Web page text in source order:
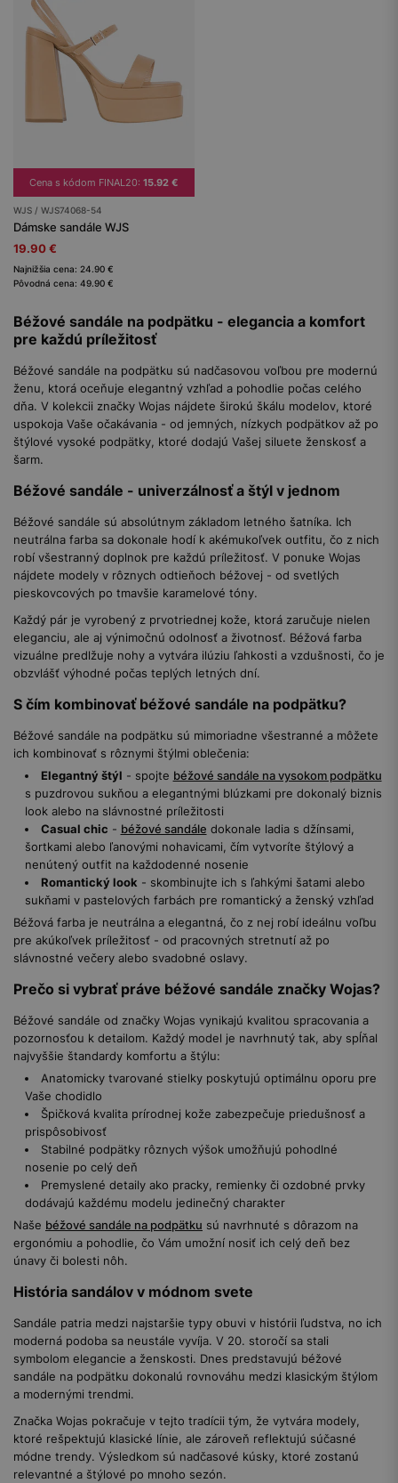
Cena s kódom FINAL20: 15.92 €
WJS / WJS74068-54
Dámske sandále WJS
19.90 €
Najnižšia cena: 24.90 €
Pôvodná cena: 49.90 €
Béžové sandále na podpätku - elegancia a komfort
pre každú príležitosť
Béžové sandále na podpätku sú nadčasovou voľbou pre modernú
ženu, ktorá oceňuje elegantný vzhľad a pohodlie počas celého
dňa. V kolekcii značky Wojas nájdete širokú škálu modelov, ktoré
uspokoja Vaše očakávania - od jemných, nízkych podpätkov až po
štýlové vysoké podpätky, ktoré dodajú Vašej siluete ženskosť a
šarm.
Béžové sandále - univerzálnosť a štýl v jednom
Béžové sandále sú absolútnym základom letného šatníka. Ich
neutrálna farba sa dokonale hodí k akémukoľvek outfitu, čo z nich
robí všestranný doplnok pre každú príležitosť. V ponuke Wojas
nájdete modely v rôznych odtieňoch béžovej - od svetlých
pieskovcových po tmavšie karamelové tóny.
Každý pár je vyrobený z prvotriednej kože, ktorá zaručuje nielen
eleganciu, ale aj výnimočnú odolnosť a životnosť. Béžová farba
vizuálne predlžuje nohy a vytvára ilúziu ľahkosti a vzdušnosti, čo je
obzvlášť výhodné počas teplých letných dní.
S čím kombinovať béžové sandále na podpätku?
Béžové sandále na podpätku sú mimoriadne všestranné a môžete
ich kombinovať s rôznymi štýlmi oblečenia:
Elegantný štýl - spojte béžové sandále na vysokom podpätku
s puzdrovou sukňou a elegantnými blúzkami pre dokonalý biznis
look alebo na slávnostné príležitosti
Casual chic - béžové sandále dokonale ladia s džínsami,
šortkami alebo ľanovými nohavicami, čím vytvoríte štýlový a
nenútený outfit na každodenné nosenie
Romantický look - skombinujte ich s ľahkými šatami alebo
sukňami v pastelových farbách pre romantický a ženský vzhľad
Béžová farba je neutrálna a elegantná, čo z nej robí ideálnu voľbu
pre akúkoľvek príležitosť - od pracovných stretnutí až po
slávnostné večery alebo svadobné oslavy.
Prečo si vybrať práve béžové sandále značky Wojas?
Béžové sandále od značky Wojas vynikajú kvalitou spracovania a
pozornosťou k detailom. Každý model je navrhnutý tak, aby spĺňal
najvyššie štandardy komfortu a štýlu:
Anatomicky tvarované stielky poskytujú optimálnu oporu pre
Vaše chodidlo
Špičková kvalita prírodnej kože zabezpečuje priedušnosť a
prispôsobivosť
Stabilné podpätky rôznych výšok umožňujú pohodlné
nosenie po celý deň
Premyslené detaily ako pracky, remienky či ozdobné prvky
dodávajú každému modelu jedinečný charakter
Naše béžové sandále na podpätku sú navrhnuté s dôrazom na
ergonómiu a pohodlie, čo Vám umožní nosiť ich celý deň bez
únavy či bolesti nôh.
História sandálov v módnom svete
Sandále patria medzi najstaršie typy obuvi v histórii ľudstva, no ich
moderná podoba sa neustále vyvíja. V 20. storočí sa stali
symbolom elegancie a ženskosti. Dnes predstavujú béžové
sandále na podpätku dokonalú rovnováhu medzi klasickým štýlom
a modernými trendmi.
Značka Wojas pokračuje v tejto tradícii tým, že vytvára modely,
ktoré rešpektujú klasické línie, ale zároveň reflektujú súčasné
módne trendy. Výsledkom sú nadčasové kúsky, ktoré zostanú
relevantné a štýlové po mnoho sezón.